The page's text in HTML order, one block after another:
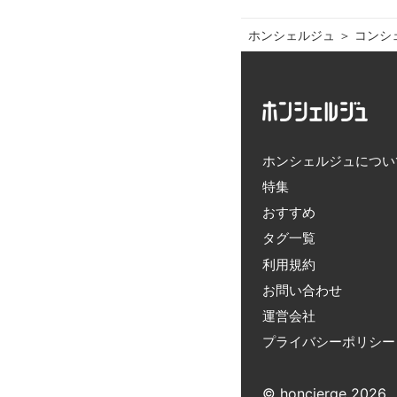
ホンシェルジュ ＞ コンシ
ホンシェルジュについ
特集
おすすめ
タグ一覧
利用規約
お問い合わせ
運営会社
プライバシーポリシー